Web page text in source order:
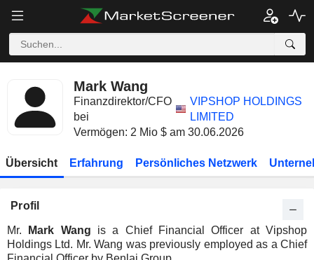
Mark Wang
Finanzdirektor/CFO
bei
VIPSHOP HOLDINGS
LIMITED
Vermögen: 2 Mio $ am 30.06.2026
Übersicht Erfahrung Persönliches Netzwerk
Profil
Mr. Mark Wang is a Chief Financial Officer at Vipshop
Holdings Ltd. Mr. Wang was previously employed as a Chief